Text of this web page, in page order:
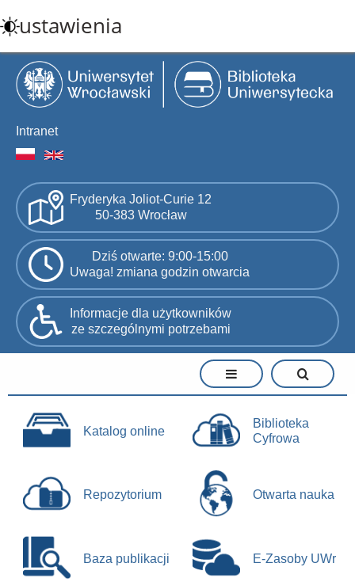
do
treści
ustawienia
Intranet
Fryderyka Joliot-Curie 12
50-383 Wrocław
Dziś otwarte: 9:00-15:00
Uwaga! zmiana godzin otwarcia
Informacje dla użytkowników
ze szczególnymi potrzebami
Katalog online
Biblioteka
Cyfrowa
Repozytorium Otwarta nauka
Baza publikacji E-Zasoby UWr